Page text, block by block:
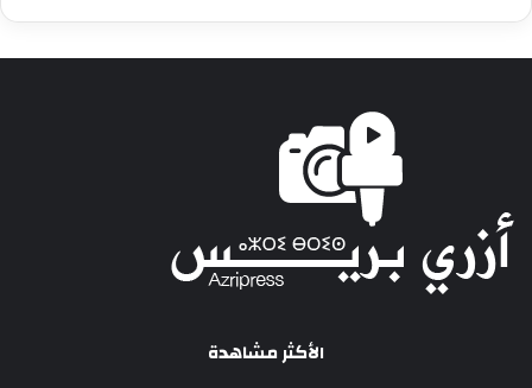
الأكثر مشاهدة